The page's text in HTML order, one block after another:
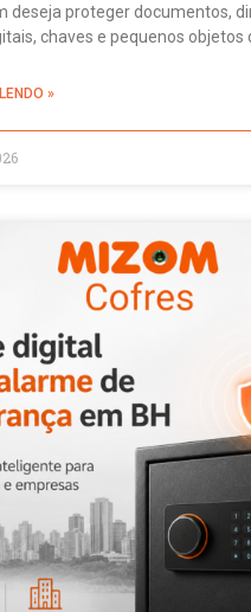
deseja proteger documentos,
chaves e pequenos objetos
»